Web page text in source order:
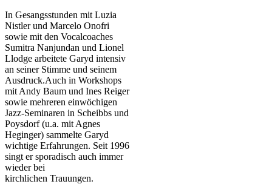
In Gesangsstunden mit Luzia
Nistler und Marcelo Onofri
sowie mit den Vocalcoaches
Sumitra Nanjundan und Lionel
Llodge arbeitete Garyd intensiv
an seiner Stimme und seinem
Ausdruck.Auch in Workshops
mit Andy Baum und Ines Reiger
sowie mehreren einwöchigen
Jazz-Seminaren in Scheibbs und
Poysdorf (u.a. mit Agnes
Heginger) sammelte Garyd
wichtige Erfahrungen. Seit 1996
singt er sporadisch auch immer
wieder bei
kirchlichen Trauungen.